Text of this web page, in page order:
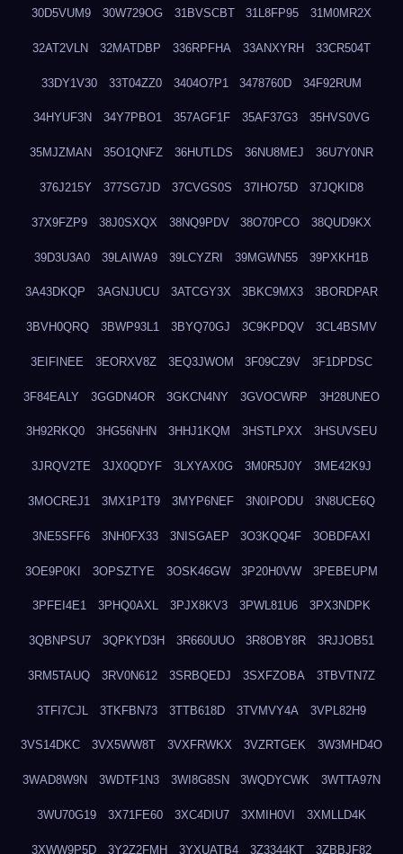
30D5VUM9 30W729OG 31BVSCBT 31L8FP95 31M0MR2X
32AT2VLN 32MATDBP 336RPFHA 33ANXYRH 33CR504T
33DY1V30 33T04ZZ0 3404O7P1 3478760D 34F92RUM
34HYUF3N 34Y7PBO1 357AGF1F 35AF37G3 35HVS0VG
35MJZMAN 35O1QNFZ 36HUTLDS 36NU8MEJ 36U7Y0NR
376J215Y 377SG7JD 37CVGS0S 37IHO75D 37JQKID8
37X9FZP9 38J0SXQX 38NQ9PDV 38O70PCO 38QUD9KX
39D3U3A0 39LAIWA9 39LCYZRI 39MGWN55 39PXKH1B
3A43DKQP 3AGNJUCU 3ATCGY3X 3BKC9MX3 3BORDPAR
3BVH0QRQ 3BWP93L1 3BYQ70GJ 3C9KPDQV 3CL4BSMV
3EIFINEE 3EORXV8Z 3EQ3JWOM 3F09CZ9V 3F1DPDSC
3F84EALY 3GGDN4OR 3GKCN4NY 3GVOCWRP 3H28UNEO
3H92RKQ0 3HG56NHN 3HHJ1KQM 3HSTLPXX 3HSUVSEU
3JRQV2TE 3JX0QDYF 3LXYAX0G 3M0R5J0Y 3ME42K9J
3MOCREJ1 3MX1P1T9 3MYP6NEF 3N0IPODU 3N8UCE6Q
3NE5SFF6 3NH0FX33 3NISGAEP 3O3KQQ4F 3OBDFAXI
3OE9P0KI 3OPSZTYE 3OSK46GW 3P20H0VW 3PEBEUPM
3PFEI4E1 3PHQ0AXL 3PJX8KV3 3PWL81U6 3PX3NDPK
3QBNPSU7 3QPKYD3H 3R660UUO 3R8OBY8R 3RJJOB51
3RM5TAUQ 3RV0N612 3SRBQEDJ 3SXFZOBA 3TBVTN7Z
3TFI7CJL 3TKFBN73 3TTB618D 3TVMVY4A 3VPL82H9
3VS14DKC 3VX5WW8T 3VXFRWKX 3VZRTGEK 3W3MHD4O
3WAD8W9N 3WDTF1N3 3WI8G8SN 3WQDYCWK 3WTTA97N
3WU70G19 3X71FE60 3XC4DIU7 3XMIH0VI 3XMLLD4K
3XWW9P5D 3Y2Z2FMH 3YXUATB4 3Z3344KT 3ZBBJF82